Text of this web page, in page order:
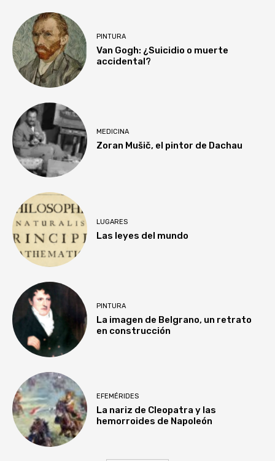
PINTURA
Van Gogh: ¿Suicidio o muerte
accidental?
MEDICINA
Zoran Mušič, el pintor de Dachau
LUGARES
Las leyes del mundo
PINTURA
La imagen de Belgrano, un retrato
en construcción
EFEMÉRIDES
La nariz de Cleopatra y las
hemorroides de Napoleón